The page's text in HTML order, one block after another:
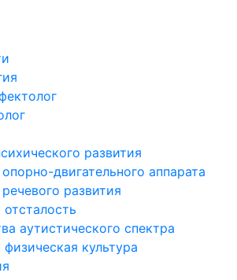
развития
двигательного аппарата
развития
аутистического спектра
культура